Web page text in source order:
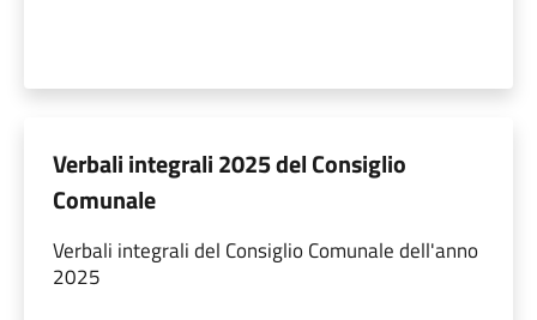
Verbali integrali 2025 del Consiglio
Comunale
Verbali integrali del Consiglio Comunale dell'anno
2025